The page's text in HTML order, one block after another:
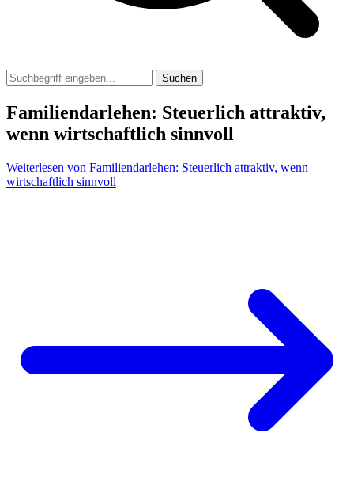
Suchen
Familiendarlehen: Steuerlich attraktiv,
wenn wirtschaftlich sinnvoll
Weiterlesen von Familiendarlehen: Steuerlich attraktiv, wenn
wirtschaftlich sinnvoll